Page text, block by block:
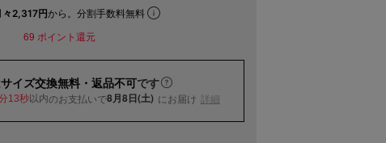
々2,317円から。分割手数料無料
69 ポイント還元
サイズ交換無料・返品不可です
12秒以内のお支払いで8月8日(土) にお届け 詳細